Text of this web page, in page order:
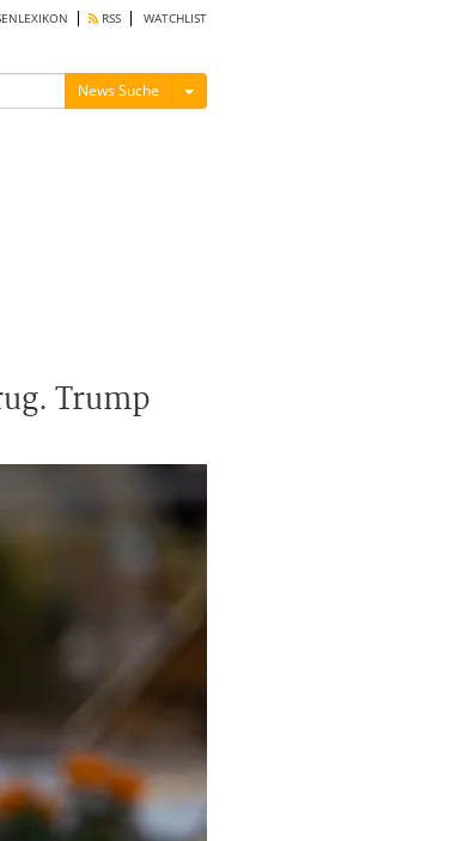
RSS WATCHLIST
News Suche Menü ein-/ausblenden
Trump